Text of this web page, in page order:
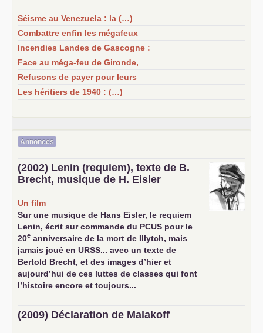
Séisme au Venezuela : la (…)
Combattre enfin les mégafeux
Incendies Landes de Gascogne :
Face au méga-feu de Gironde,
Refusons de payer pour leurs
Les héritiers de 1940 : (…)
Annonces
(2002) Lenin (requiem), texte de B.
Brecht, musique de H. Eisler
Un film
Sur une musique de Hans Eisler, le requiem
Lenin, écrit sur commande du PCUS pour le
20e anniversaire de la mort de Illytch, mais
jamais joué en URSS... avec un texte de
Bertold Brecht, et des images d’hier et
aujourd’hui de ces luttes de classes qui font
l’histoire encore et toujours...
(2009) Déclaration de Malakoff